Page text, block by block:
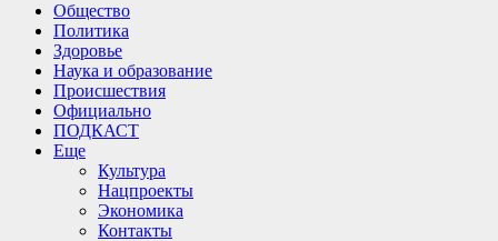
Общество
Политика
Здоровье
Наука и образование
Происшествия
Официально
ПОДКАСТ
Еще
Культура
Нацпроекты
Экономика
Контакты